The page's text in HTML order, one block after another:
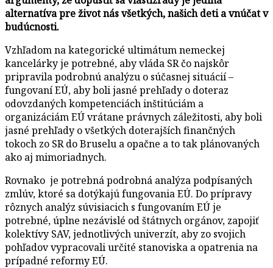
alternatíva pre život nás všetkých, našich deti a vnúčat v
budúcnosti.
Vzhľadom na kategorické ultimátum nemeckej
kancelárky je potrebné, aby vláda SR čo najskôr
pripravila podrobnú analýzu o súčasnej situácií –
fungovaní EÚ, aby boli jasné prehľady o doteraz
odovzdaných kompetenciách inštitúciám a
organizáciám EÚ vrátane právnych záležitosti, aby boli
jasné prehľady o všetkých doterajších finančných
tokoch zo SR do Bruselu a opačne a to tak plánovaných
ako aj mimoriadnych.
Rovnako je potrebná podrobná analýza podpísaných
zmlúv, ktoré sa dotýkajú fungovania EÚ. Do prípravy
rôznych analýz súvisiacich s fungovaním EÚ je
potrebné, úplne nezávislé od štátnych orgánov, zapojiť
kolektívy SAV, jednotlivých univerzít, aby zo svojich
pohľadov vypracovali určité stanoviska a opatrenia na
prípadné reformy EÚ.